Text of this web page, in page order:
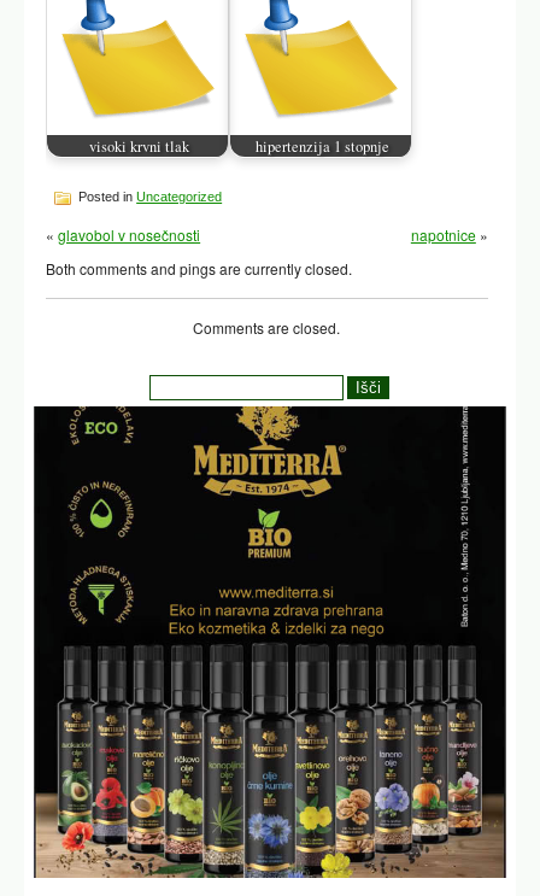
visoki krvni tlak hipertenzija 1 stopnje
Posted inUncategorized
«glavobol v nosečnosti napotnice»
Both comments and pings are currently closed.
Comments are closed.